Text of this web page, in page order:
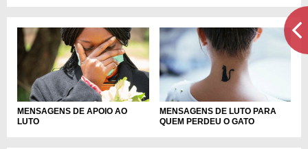
MENSAGENS DE APOIO AO
LUTO
MENSAGENS DE LUTO PARA
QUEM PERDEU O GATO